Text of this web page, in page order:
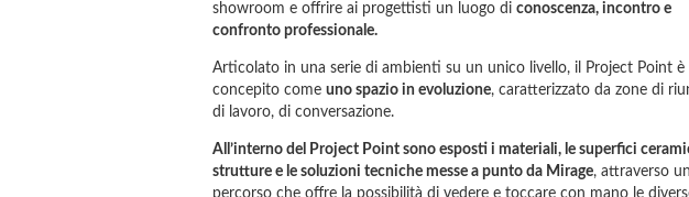
showroom e offrire ai progettisti un luogo di conoscenza, incontro e
confronto professionale.
Articolato in una serie di ambienti su un unico livello, il Project Point è
concepito come uno spazio in evoluzione, caratterizzato da zone di
di lavoro, di conversazione.
All’interno del Project Point sono esposti i materiali, le superfici
strutture e le soluzioni tecniche messe a punto da Mirage, attraverso
percorso che offre la possibilità di vedere e toccare con mano le